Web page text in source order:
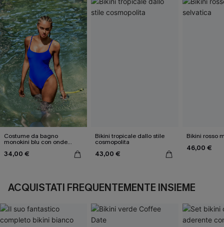
Costume da bagno
monokini blu con onde
34,00 €
Bikini tropicale dallo stile
cosmopolita
43,00 €
Bikini rosso
46,00 €
ACQUISTATI FREQUENTEMENTE INSIEME